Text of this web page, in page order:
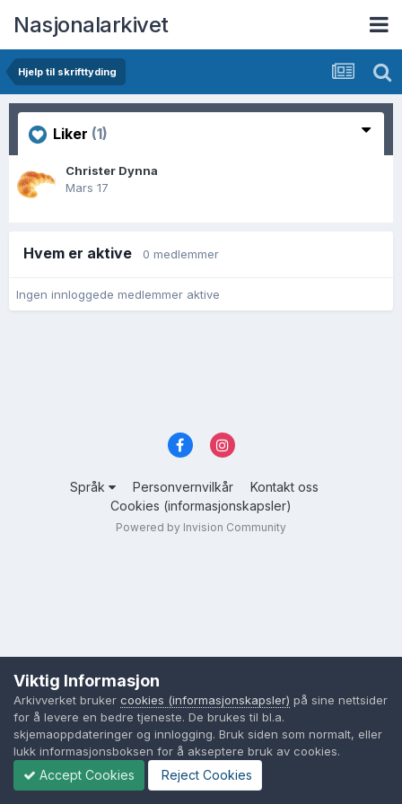
Nasjonalarkivet
Hjelp til skrifttyding
Liker (1)
Christer Dynna
Mars 17
Hvem er aktive 0 medlemmer
Ingen innloggede medlemmer aktive
Språk Personvernvilkår
Kontakt oss
Cookies (informasjonskapsler)
Powered by Invision Community
Viktig Informasjon
Arkivverket bruker cookies (informasjonskapsler) på sine nettsider
for å levere en bedre tjeneste. De brukes til bl.a.
skjemaoppdateringer og innlogging. Bruk siden som normalt, eller
lukk informasjonsboksen for å akseptere bruk av cookies.
Accept Cookies Reject Cookies